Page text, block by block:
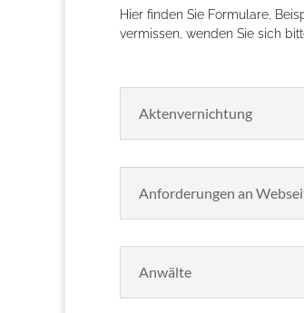
Hier finden Sie Formulare,
vermissen, wenden Sie sich
Aktenvernichtung
Anforderungen an
Anwälte